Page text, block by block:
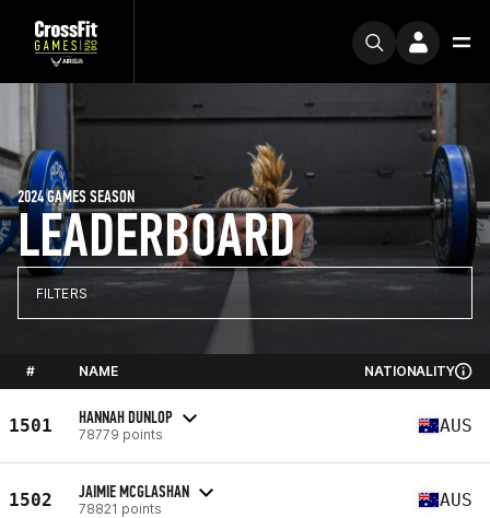
LEADERBOARD
2024 GAMES SEASON
FILTERS
# NAME NATIONALITY
1501 HANNAH DUNLOP
78779 points AUS
1502 JAIMIE MCGLASHAN
78821 points AUS